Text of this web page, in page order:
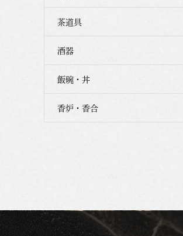
茶道具
酒器
飯碗・丼
香炉・香合